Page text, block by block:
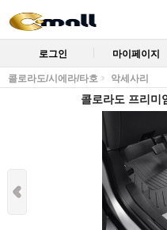
로그인 마이페이지
콜로라도/시에라/타호 악세사리
콜로라도 프리미